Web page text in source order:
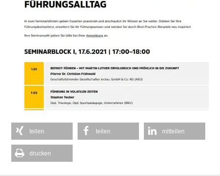
teilen teilen mitteilen
drucken